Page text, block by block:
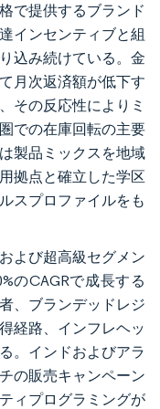
で提供するブランド
インセンティブと組
込み続けている。金
月次返済額が低下す
その反応性によりミ
での在庫回転の主要
製品ミックスを地域
拠点と確立した学区
スプロファイルをも
よび超高級セグメン
のCAGRで成長する
、ブランデッドレジ
経路、インフレヘッ
。インドおよびアラ
の販売キャンペーン
ィプログラミングが